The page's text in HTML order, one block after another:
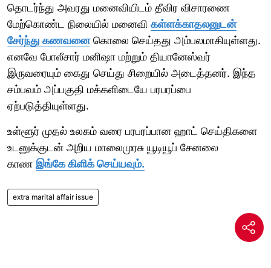
தொடர்ந்து அவரது மனைவியிடம் தீவிர விசாரணை
மேற்கொண்ட நிலையில் மனைவி கள்ளக்காதலனுடன்
சேர்ந்து கணவனைகொலை செய்தது அம்பலமாகியுள்ளது.
எனவே போலீசார் மனிஷா மற்றும் தியானேஸ்வர்
இருவரையும் கைது செய்து சிறையில் அடைத்தனர். இந்த
சம்பவம் அப்பகுதி மக்களிடையே பரபரப்பை
ஏற்படுத்தியுள்ளது.
உள்ளூர் முதல் உலகம் வரை பரபரப்பான ஹாட் செய்திகளை
உடனுக்குடன் அறிய மாலைமுரசு யூடியூப் சேனலை
காண இங்கே கிளிக் செய்யவும்.
extra marital affair issue